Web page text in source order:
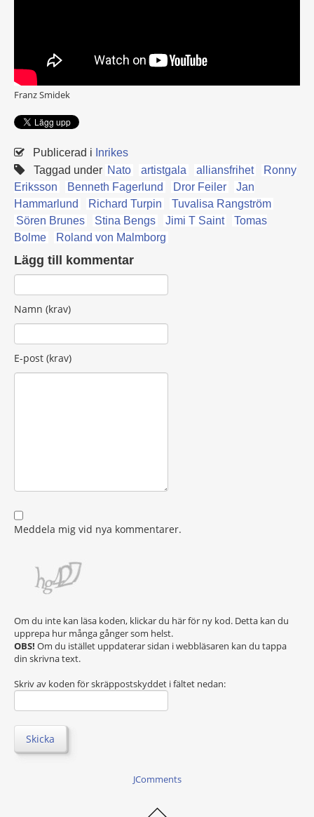
Franz Smidek
Publicerad i Inrikes
Taggad under Nato artistgala alliansfrihet
Ronny
Eriksson
Benneth Fagerlund Dror Feiler
Jan
Hammarlund
Richard Turpin
Tuvalisa Rangström
Sören Brunes
Stina Bengs Jimi T Saint
Tomas
Bolme
Roland von Malmborg
Lägg till kommentar
Namn (krav)
E-post (krav)
Meddela mig vid nya kommentarer.
Om du inte kan läsa koden, klickar du här för ny kod. Detta kan du
upprepa hur många gånger som helst.
OBS! Om du istället uppdaterar sidan i webbläsaren kan du tappa
din skrivna text.
Skriv av koden för skräppostskyddet i fältet nedan:
Skicka
JComments